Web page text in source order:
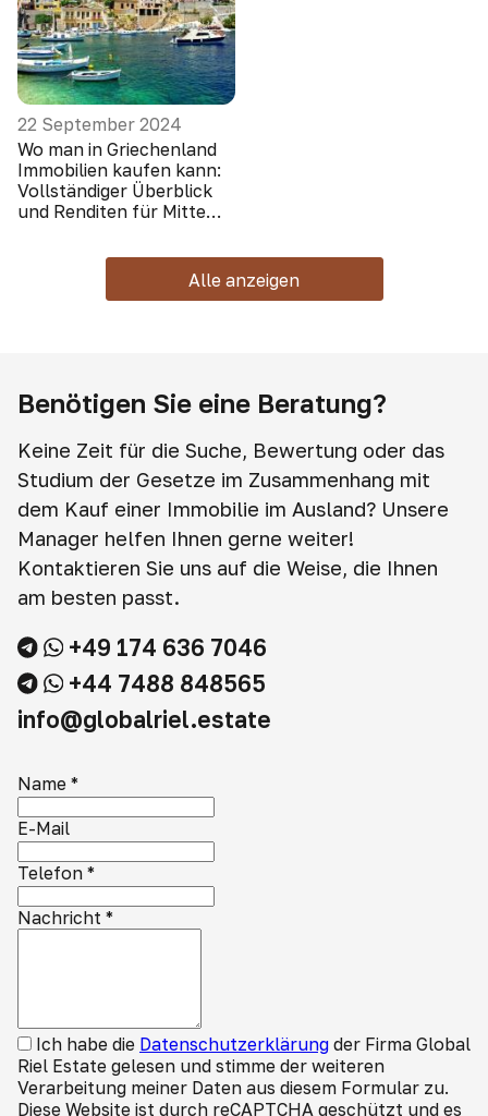
22 September 2024
Wo man in Griechenland
Immobilien kaufen kann:
Vollständiger Überblick
und Renditen für Mitte
Alle anzeigen
Benötigen Sie eine Beratung?
Keine Zeit für die Suche, Bewertung oder das
Studium der Gesetze im Zusammenhang mit
dem Kauf einer Immobilie im Ausland? Unsere
Manager helfen Ihnen gerne weiter!
Kontaktieren Sie uns auf die Weise, die Ihnen
am besten passt.
+49 174 636 7046
+44 7488 848565
info@globalriel.estate
Name *
E-Mail
Telefon *
Nachricht *
Ich habe die Datenschutzerklärung der Firma Global
Riel Estate gelesen und stimme der weiteren
Verarbeitung meiner Daten aus diesem Formular zu.
Diese Website ist durch reCAPTCHA geschützt und es